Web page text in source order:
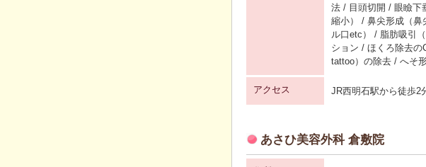
法 / 目頭切開 / 眼瞼下
縮小） / 鼻尖形成（鼻
ル口etc） / 脂肪吸引
ション / ほくろ除去の
tattoo）の除去 / へそ
アクセス JR西明石駅から徒歩2
あさひ美容外科 倉敷院